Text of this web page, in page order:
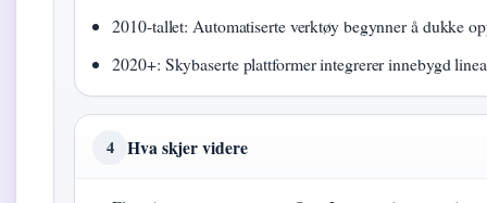
2010-tallet: Automatiserte verktøy begynner å dukke
2020+: Skybaserte plattformer integrerer innebygd
4 Hva skjer videre